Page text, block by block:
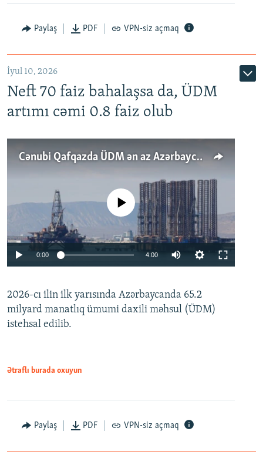
Paylaş PDF VPN-siz açmaq
İyul 10, 2026
Neft 70 faiz bahalaşsa da, ÜDM
artımı cəmi 0.8 faiz olub
Cənubi Qafqazda ÜDM ən az Azərbaycanda artır: Qonşuları niyə Bakını qabaqlaya bilir?
Auto 240p 360p 480p
No media source currently available
0:00 4:00
360p
480p
2026-cı ilin ilk yarısında Azərbaycanda 65.2
milyard manatlıq ümumi daxili məhsul (ÜDM)
istehsal edilib.
Ətraflı burada oxuyun
Paylaş PDF VPN-siz açmaq